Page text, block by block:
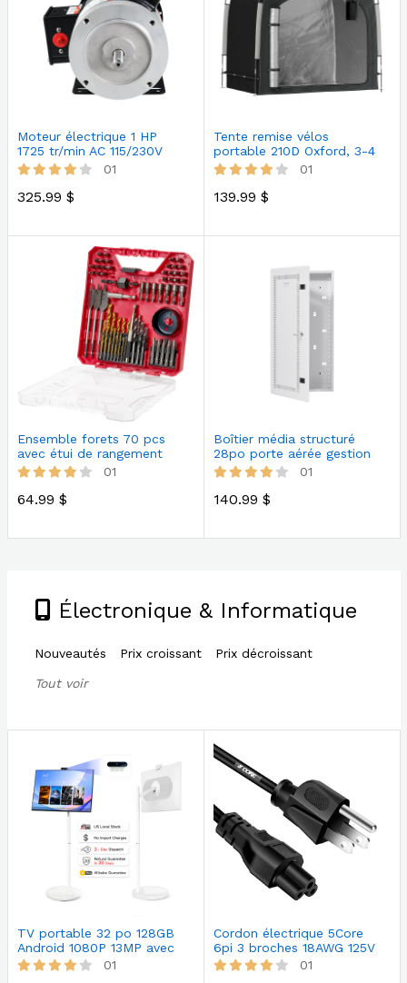
Moteur électrique 1 HP
1725 tr/min AC 115/230V
monopha…
01
325.99 $
Tente remise vélos
portable 210D Oxford, 3-4
vélos, sa…
01
139.99 $
Ensemble forets 70 pcs
avec étui de rangement
multiusa…
01
64.99 $
Boîtier média structuré
28po porte aérée gestion
câbles
01
140.99 $
Électronique & Informatique
Nouveautés Prix croissant Prix décroissant
Tout voir
TV portable 32 po 128GB
Android 1080P 13MP avec
téléco…
01
Cordon électrique 5Core
6pi 3 broches 18AWG 125V
01